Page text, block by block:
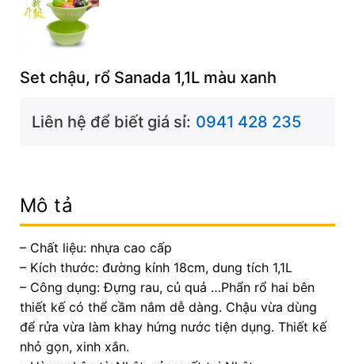
Set chậu, rổ Sanada 1,1L màu xanh
Liên hệ để biết giá sỉ: 0941 428 235
Mô tả
– Chất liệu: nhựa cao cấp
– Kích thước: đường kính 18cm, dung tích 1,1L
– Công dụng: Đựng rau, củ quả …Phẩn rổ hai bên
thiết kế có thể cầm nắm dễ dàng. Chậu vừa dùng
để rửa vừa làm khay hứng nước tiện dụng. Thiết kế
nhỏ gọn, xinh xắn.